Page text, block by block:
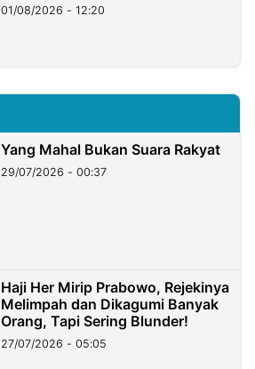
01/08/2026 - 12:20
Yang Mahal Bukan Suara Rakyat
29/07/2026 - 00:37
Haji Her Mirip Prabowo, Rejekinya
Melimpah dan Dikagumi Banyak
Orang, Tapi Sering Blunder!
27/07/2026 - 05:05